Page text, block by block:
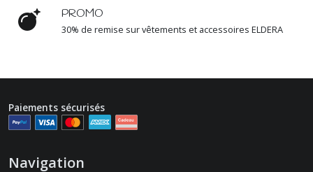
PROMO
30% de remise sur vêtements et accessoires ELDERA
Paiements sécurisés
Navigation